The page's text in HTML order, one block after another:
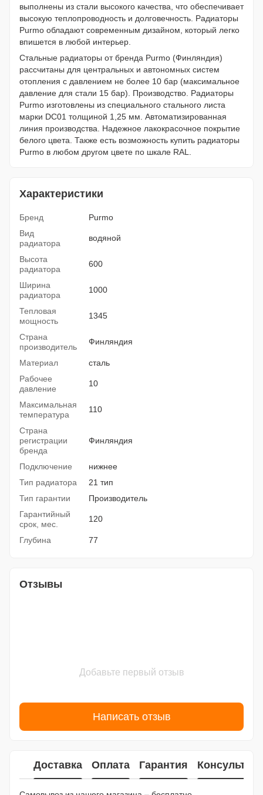
выполнены из стали высокого качества, что обеспечивает
высокую теплопроводность и долговечность. Радиаторы
Purmo обладают современным дизайном, который легко
впишется в любой интерьер.
Стальные радиаторы от бренда Purmo (Финляндия)
рассчитаны для центральных и автономных систем
отопления с давлением не более 10 бар (максимальное
давление для стали 15 бар). Производство. Радиаторы
Purmo изготовлены из специального стального листа
марки DC01 толщиной 1,25 мм. Автоматизированная
линия производства. Надежное лакокрасочное покрытие
белого цвета. Также есть возможность купить радиаторы
Purmo в любом другом цвете по шкале RAL.
Характеристики
Бренд
Purmo
Вид
радиатора
водяной
Высота
радиатора
600
Ширина
радиатора
1000
Тепловая
мощность
1345
Страна
производитель
Финляндия
Материал
сталь
Рабочее
давление
10
Максимальная
температура
110
Страна
регистрации
бренда
Финляндия
Подключение
нижнее
Тип радиатора
21 тип
Тип гарантии
Производитель
Гарантийный
срок, мес.
120
Глубина 77
Отзывы
Добавьте первый отзыв
Написать отзыв
Доставка Оплата Гарантия